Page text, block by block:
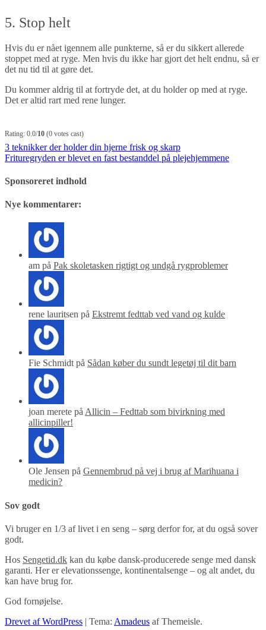
5. Stop helt
Hvis du er nået igennem alle punkterne, så er du sikkert allerede
stoppet med at ryge. Men hvis du ikke har gjort det helt endnu, så er
det nu tid til at gøre det.
Du kommer aldrig til at fortryde det, at du holder op med at ryge.
Det er altid rart med rene lunger.
Rating: 0.0/10 (0 votes cast)
Indlægsnavigation
3 teknikker der holder din hjerne frisk og skarp
Frituregryden er blevet en fast bestanddel på plejehjemmene
Sponsoreret indhold
Nye kommentarer:
am på Pak skoletasken rigtigt og undgå rygproblemer
rene lauritsen på Ekstremt fedttab ved vand og kulde
Fie Schmidt på Sådan køber du sundt legetøj til dit barn
joan merete påAllicin – Fedttab som bivirkning med
allicinpiller!
Ole Jensen på Gennembrud på vej i brug af Marihuana i
medicin?
Sov godt
Vi bruger en 1/3 af livet i en seng – sørg derfor for, at du også sover
godt.
Hos Sengetid.dk kan du købe dansk-producerede senge med dansk
garanti. Her er elevationssenge, kontinentalsenge – og alt andet, du
kan have brug for.
God fornøjelse.
Drevet af WordPress | Tema: Amadeus af Themeisle.